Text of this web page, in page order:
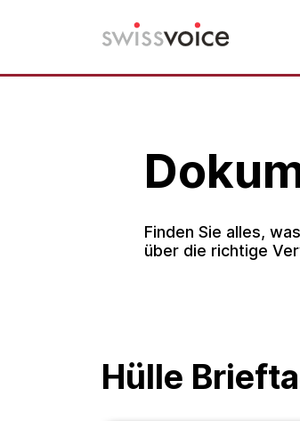
Finden Sie alles,
über die richtige
Hülle